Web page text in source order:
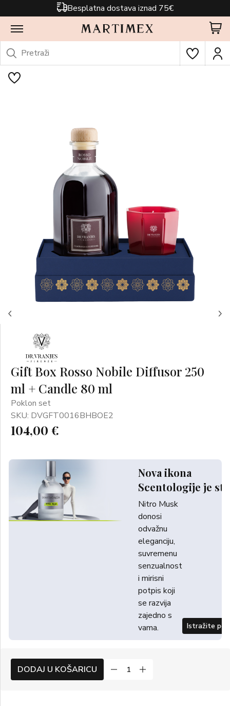
Besplatna dostava iznad 75€
Gift Box Rosso Nobile Diffusor 250
ml + Candle 80 ml
Poklon set
SKU: DVGFT0016BHBOE2
104,00 €
Nova ikona
Scentologije je
Nitro Musk
donosi
odvažnu
eleganciju,
suvremenu
senzualnost
i mirisni
potpis koji
se razvija
zajedno s
vama.
Istražite
DODAJ U KOŠARICU